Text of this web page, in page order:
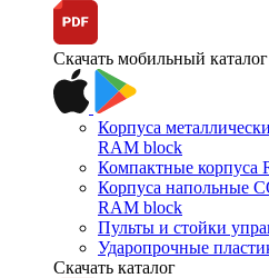
Скачать мобильный каталог
Корпуса
RAM block
Компактные корпуса
Корпуса напольные
RAM block
Пульты и стойки
Ударопрочные
Скачать каталог